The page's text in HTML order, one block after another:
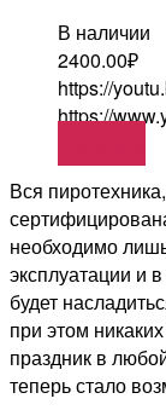
В наличии
2400.00₽
https://
https://
Вся
необходимо
эксплуатации и
будет
при этом
праздник в
теперь стало